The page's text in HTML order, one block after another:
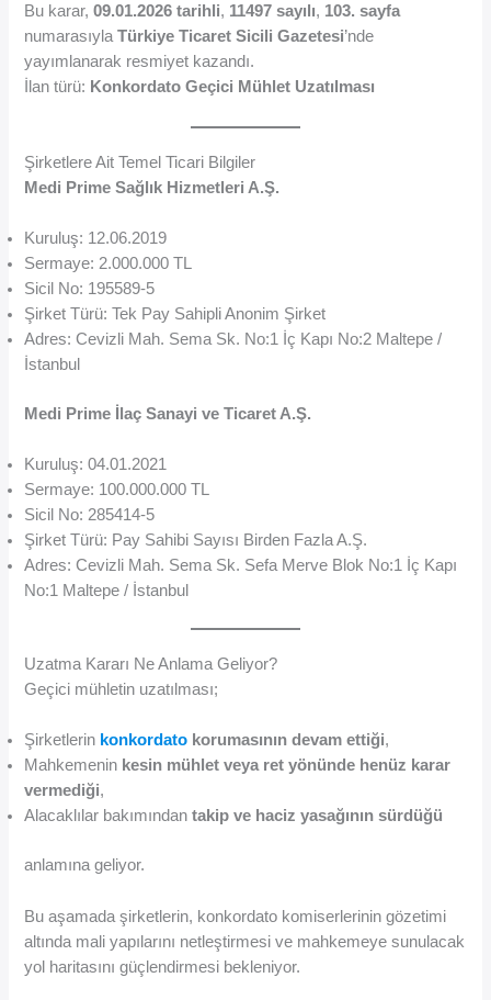
Bu karar,09.01.2026 tarihli, 11497 sayılı, 103. sayfa
numarasıylaTürkiye Ticaret Sicili Gazetesi’nde
yayımlanarak resmiyet kazandı.
İlan türü: Konkordato Geçici Mühlet Uzatılması
Şirketlere Ait Temel Ticari Bilgiler
Medi Prime Sağlık Hizmetleri A.Ş.
Kuruluş: 12.06.2019
Sermaye: 2.000.000 TL
Sicil No: 195589-5
Şirket Türü: Tek Pay Sahipli Anonim Şirket
Adres: Cevizli Mah. Sema Sk. No:1 İç Kapı No:2 Maltepe /
İstanbul
Medi Prime İlaç Sanayi ve Ticaret A.Ş.
Kuruluş: 04.01.2021
Sermaye: 100.000.000 TL
Sicil No: 285414-5
Şirket Türü: Pay Sahibi Sayısı Birden Fazla A.Ş.
Adres: Cevizli Mah. Sema Sk. Sefa Merve Blok No:1 İç Kapı
No:1 Maltepe / İstanbul
Uzatma Kararı Ne Anlama Geliyor?
Geçici mühletin uzatılması;
Şirketlerin konkordato korumasının devam ettiği,
Mahkemenin kesin mühlet veya ret yönünde henüz karar
vermediği,
Alacaklılar bakımındantakip ve haciz yasağının sürdüğü
anlamına geliyor.
Bu aşamada şirketlerin, konkordato komiserlerinin gözetimi
altında mali yapılarını netleştirmesi ve mahkemeye sunulacak
yol haritasını güçlendirmesi bekleniyor.